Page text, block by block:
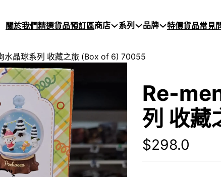
關於我們精選貨品預訂區商店 系列 品牌 特價貨品常見
水晶球系列 收藏之旅 (Box of 6) 70055
Re-
列 收
$298.0